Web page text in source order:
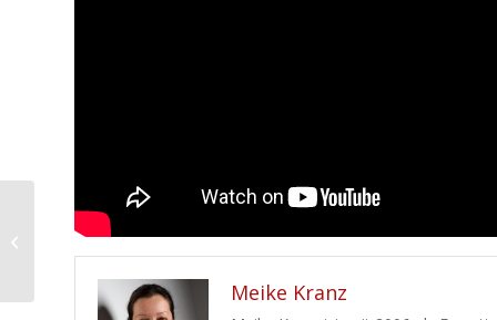
Meike Kranz
Standardisierte Symbole zur
Beschreibung von Prozessen